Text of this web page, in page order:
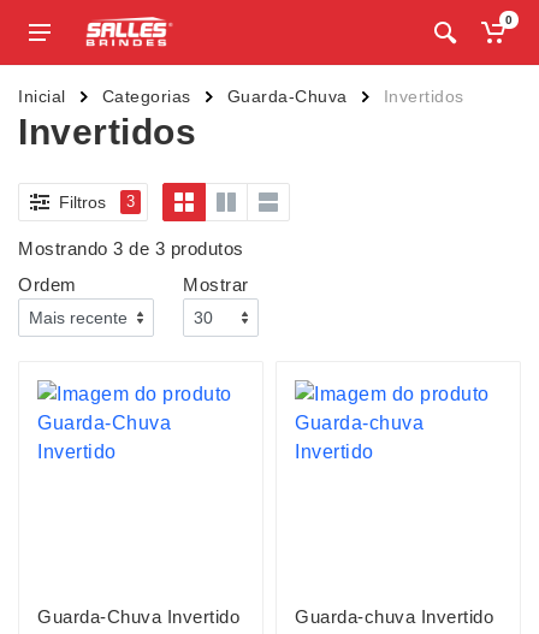
0
Inicial Categorias Guarda-Chuva Invertidos
Invertidos
Filtros 3
Mostrando 3 de 3 produtos
Ordem
Mostrar
Guarda-Chuva Invertido Guarda-chuva Invertido